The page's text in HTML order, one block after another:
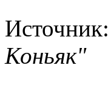
Источник:
Коньяк"